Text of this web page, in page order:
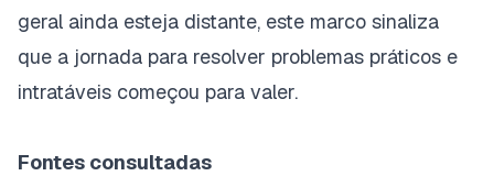
geral ainda esteja distante, este marco sinaliza
que a jornada para resolver problemas práticos e
intratáveis começou para valer.
Fontes consultadas